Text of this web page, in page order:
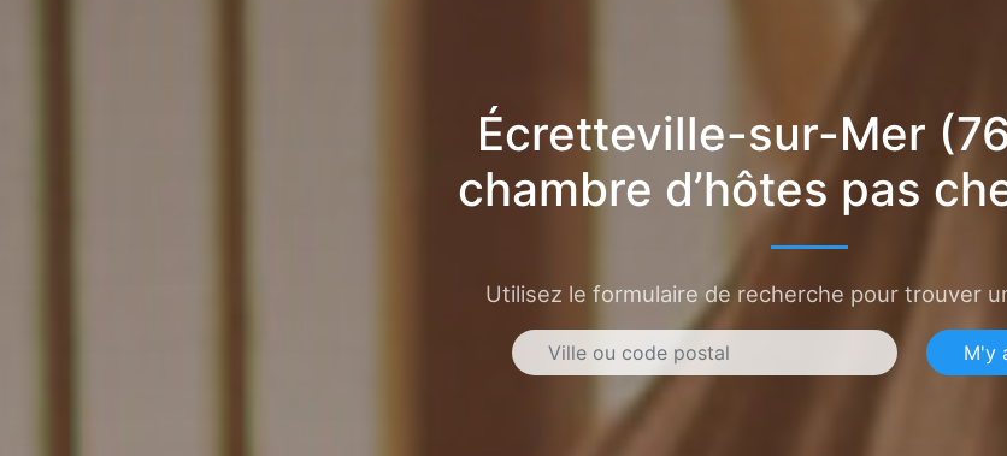
Écretteville-sur-Mer
chambre d’hôtes pas
Utilisez le formulaire de recherche pour trouver
M'y